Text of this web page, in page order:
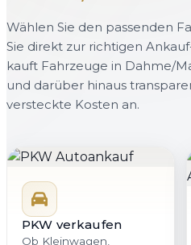
Wählen Sie den passenden
Sie direkt zur richtigen
kauft Fahrzeuge in Dahme/
und darüber hinaus
versteckte Kosten an.
PKW verkaufen
Ob Kleinwagen,